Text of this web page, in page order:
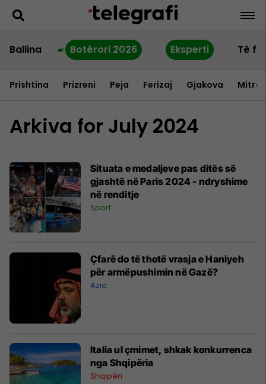
Ballina Botërori 2026 Eksperti Të
Prishtina Prizreni Peja Ferizaj Gjakova
Arkiva for July 2024
Situata e medaljeve pas ditës së
gjashtë në Paris 2024 - ndryshime
në renditje
Sport
Çfarë do të thotë vrasja e Haniyeh
për armëpushimin në Gazë?
Azia
Italia ul çmimet, shkak konkurrenca
nga Shqipëria
Shqipëri